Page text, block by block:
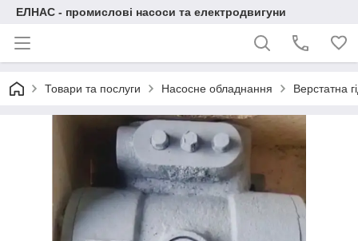
ЕЛНАС - промислові насоси та електродвигуни
Товари та послуги Насосне обладнання Верстатна